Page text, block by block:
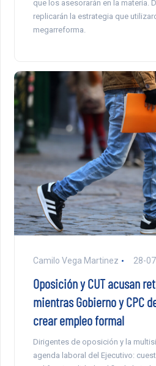
que los asesorarán en la materia.
replicarán la estrategia que
megarreforma.
Camilo Vega Martinez 28-
Oposición y CUT acusan
mientras Gobierno y CPC
crear empleo formal
Dirigentes de oposición y la
agenda laboral del Ejecutivo: